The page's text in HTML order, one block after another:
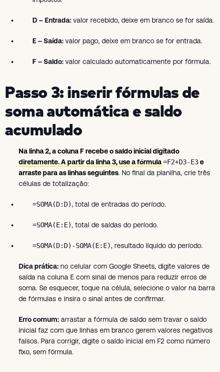
D – Entrada: valor recebido, deixe em branco se for saída.
E – Saída: valor pago, deixe em branco se for entrada.
F – Saldo: valor calculado automaticamente por fórmula.
Passo 3: inserir fórmulas de
soma automática e saldo
acumulado
Na linha 2, a coluna F recebe o saldo inicial digitado
diretamente. A partir da linha 3, use a fórmula=F2+D3-E3e
arraste para as linhas seguintes. No final da planilha, crie três
células de totalização:
=SOMA(D:D), total de entradas do período.
=SOMA(E:E), total de saídas do período.
=SOMA(D:D)-SOMA(E:E), resultado líquido do período.
Dica prática: no celular com Google Sheets, digite valores de
saída na coluna E com sinal de menos para reduzir erros de
soma. Se esquecer, toque na célula, selecione o valor na barra
de fórmulas e insira o sinal antes de confirmar.
Erro comum: arrastar a fórmula de saldo sem travar o saldo
inicial faz com que linhas em branco gerem valores negativos
falsos. Para corrigir, digite o saldo inicial em F2 como número
fixo, sem fórmula.